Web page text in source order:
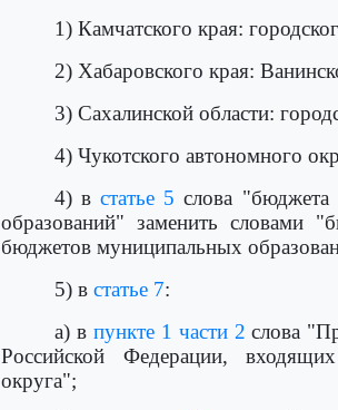
1) Камчатского края:
2) Хабаровского края:
3) Сахалинской области:
4) Чукотского автономного
4) встатье 5 слова
образований" заменить словами
бюджетов муниципальных
5) в статье 7:
а) в пункте 1 части 2 слова
Российской Федерации,
округа";